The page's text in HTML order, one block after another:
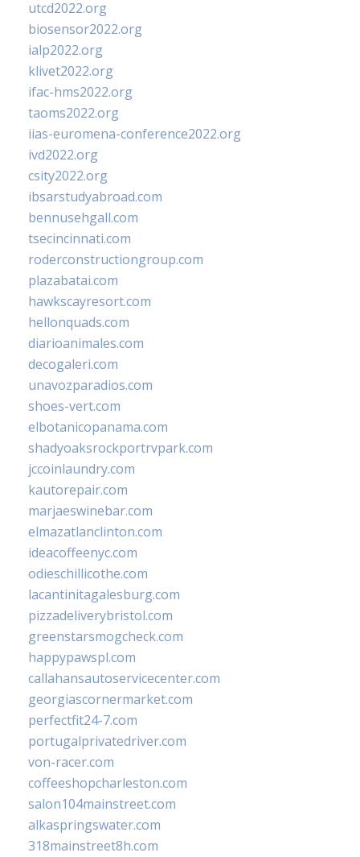
utcd2022.org
biosensor2022.org
ialp2022.org
klivet2022.org
ifac-hms2022.org
taoms2022.org
iias-euromena-conference2022.org
ivd2022.org
csity2022.org
ibsarstudyabroad.com
bennusehgall.com
tsecincinnati.com
roderconstructiongroup.com
plazabatai.com
hawkscayresort.com
hellonquads.com
diarioanimales.com
decogaleri.com
unavozparadios.com
shoes-vert.com
elbotanicopanama.com
shadyoaksrockportrvpark.com
jccoinlaundry.com
kautorepair.com
marjaeswinebar.com
elmazatlanclinton.com
ideacoffeenyc.com
odieschillicothe.com
lacantinitagalesburg.com
pizzadeliverybristol.com
greenstarsmogcheck.com
happypawspl.com
callahansautoservicecenter.com
georgiascornermarket.com
perfectfit24-7.com
portugalprivatedriver.com
von-racer.com
coffeeshopcharleston.com
salon104mainstreet.com
alkaspringswater.com
318mainstreet8h.com